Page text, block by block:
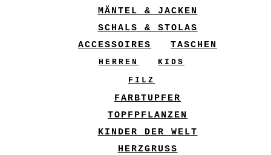
MÄNTEL & JACKEN
SCHALS & STOLAS
ACCESSOIRES
TASCHEN
HERREN
KIDS
FILZ
FARBTUPFER
TOPFPFLANZEN
KINDER DER WELT
HERZGRUSS